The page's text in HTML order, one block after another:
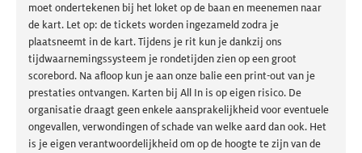
moet ondertekenen bij het loket op de baan en meenemen naar
de kart. Let op: de tickets worden ingezameld zodra je
plaatsneemt in de kart. Tijdens je rit kun je dankzij ons
tijdwaarnemingssysteem je rondetijden zien op een groot
scorebord. Na afloop kun je aan onze balie een print-out van je
prestaties ontvangen. Karten bij All In is op eigen risico. De
organisatie draagt geen enkele aansprakelijkheid voor eventuele
ongevallen, verwondingen of schade van welke aard dan ook. Het
is je eigen verantwoordelijkheid om op de hoogte te zijn van de